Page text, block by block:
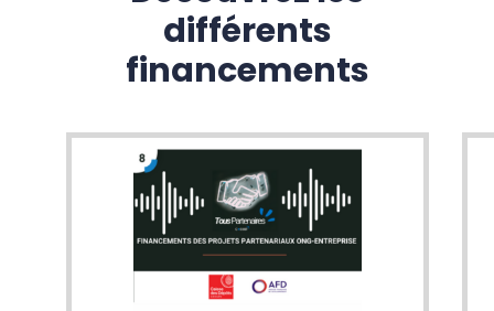
différents
financements